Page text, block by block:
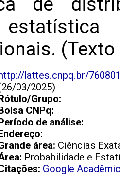
lattes.cnpq.br/
03/2025)
Grupo:
CNPq:
de análise:
área: Ciências
Probabilidade e
Google